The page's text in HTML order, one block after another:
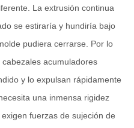
La extrusión continua
se estiraría y hundiría bajo
pudiera cerrarse. Por lo
acumuladores
y lo expulsan rápidamente
una inmensa rigidez
fuerzas de sujeción de